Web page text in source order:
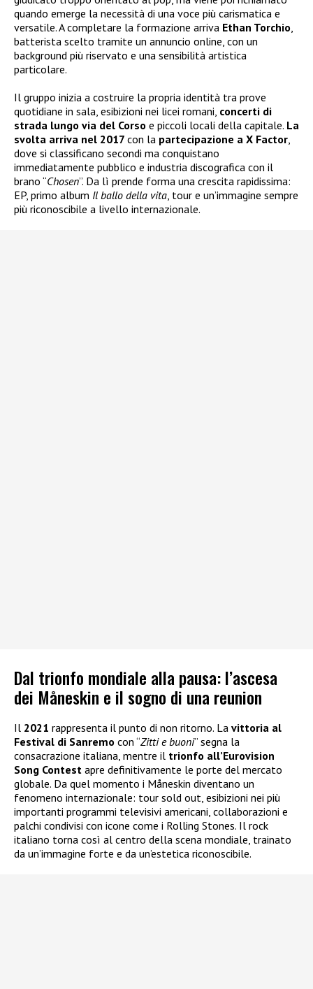
quando emerge la necessità di una voce più carismatica e
versatile. A completare la formazione arriva Ethan Torchio
batterista scelto tramite un annuncio online, con un
background più riservato e una sensibilità artistica
particolare.
Il gruppo inizia a costruire la propria identità tra prove
quotidiane in sala, esibizioni nei licei romani, concerti di
strada lungo via del Corso e piccoli locali della capitale. La
svolta arriva nel 2017 con la partecipazione a X Factor
dove si classificano secondi ma conquistano
immediatamente pubblico e industria discografica con il
brano “Chosen”. Da lì prende forma una crescita rapidissima:
EP, primo album Il ballo della vita , tour e un’immagine sempre
più riconoscibile a livello internazionale.
Dal trionfo mondiale alla pausa: l’ascesa
dei Måneskin e il sogno di una reunion
Il 2021 rappresenta il punto di non ritorno. La vittoria al
Festival di Sanremo con “Zitti e buoni” segna la
consacrazione italiana, mentre il trionfo all’Eurovision
Song Contest apre definitivamente le porte del mercato
globale. Da quel momento i Måneskin diventano un
fenomeno internazionale: tour sold out, esibizioni nei più
importanti programmi televisivi americani, collaborazioni e
palchi condivisi con icone come i Rolling Stones. Il rock
italiano torna così al centro della scena mondiale, trainato
da un’immagine forte e da un’estetica riconoscibile.